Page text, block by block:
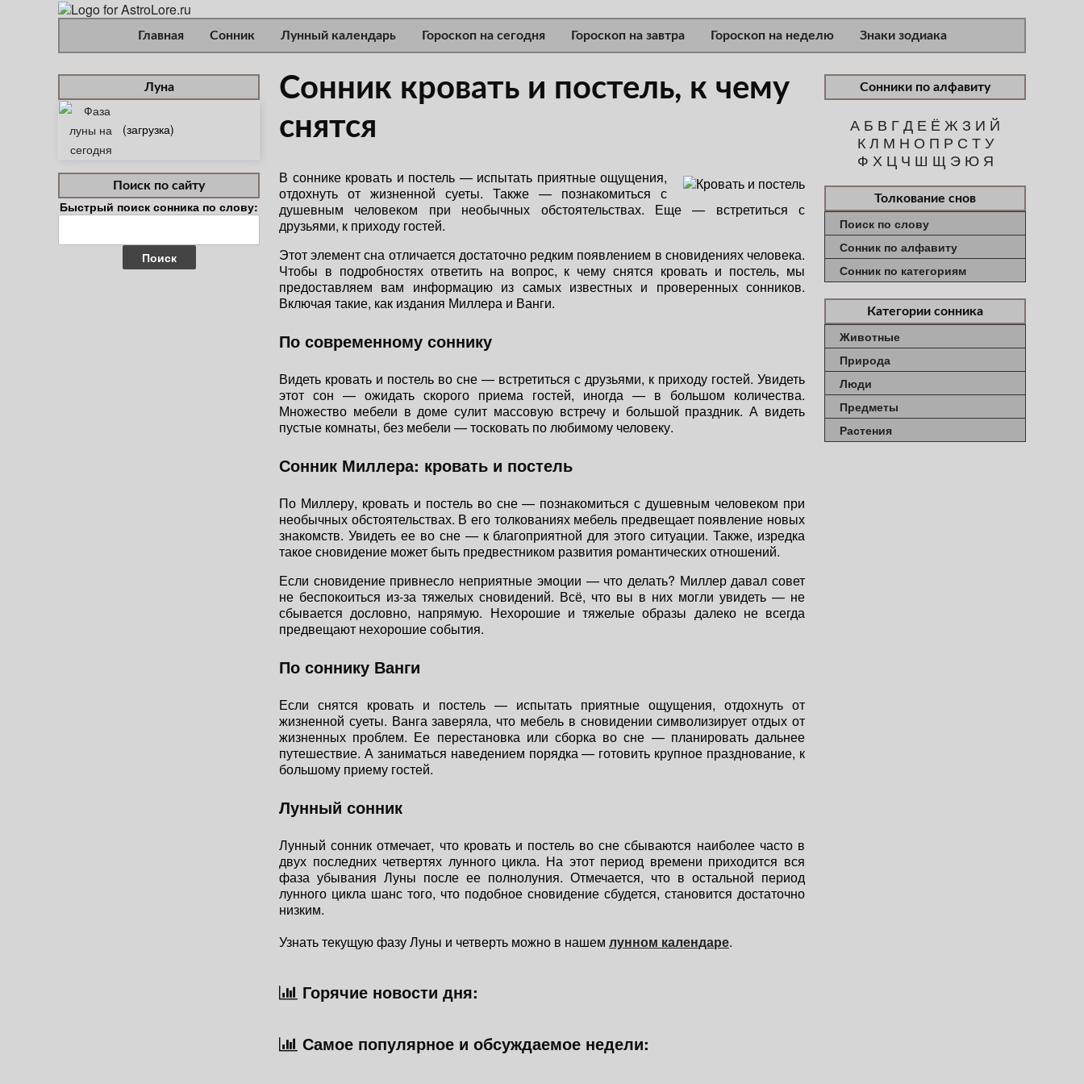
Главная Сонник Лунный календарь Гороскоп на сегодня Гороскоп на завтра Гороскоп на неделю Знаки зодиака
Луна
(загрузка)
Поиск по сайту
Быстрый поиск сонника по слову:
Найти:
Сонник кровать и постель, к чему
снятся
В соннике кровать и постель — испытать приятные ощущения,
отдохнуть от жизненной суеты. Также — познакомиться с
душевным человеком при необычных обстоятельствах. Еще — встретиться с
друзьями, к приходу гостей.
Этот элемент сна отличается достаточно редким появлением в сновидениях человека.
Чтобы в подробностях ответить на вопрос, к чему снятся кровать и постель, мы
предоставляем вам информацию из самых известных и проверенных сонников.
Включая такие, как издания Миллера и Ванги.
По современному соннику
Видеть кровать и постель во сне — встретиться с друзьями, к приходу гостей. Увидеть
этот сон — ожидать скорого приема гостей, иногда — в большом количества.
Множество мебели в доме сулит массовую встречу и большой праздник. А видеть
пустые комнаты, без мебели — тосковать по любимому человеку.
Сонник Миллера: кровать и постель
По Миллеру, кровать и постель во сне — познакомиться с душевным человеком при
необычных обстоятельствах. В его толкованиях мебель предвещает появление новых
знакомств. Увидеть ее во сне — к благоприятной для этого ситуации. Также, изредка
такое сновидение может быть предвестником развития романтических отношений.
Если сновидение привнесло неприятные эмоции — что делать? Миллер давал совет
не беспокоиться из-за тяжелых сновидений. Всё, что вы в них могли увидеть — не
сбывается дословно, напрямую. Нехорошие и тяжелые образы далеко не всегда
предвещают нехорошие события.
По соннику Ванги
Если снятся кровать и постель — испытать приятные ощущения, отдохнуть от
жизненной суеты. Ванга заверяла, что мебель в сновидении символизирует отдых от
жизненных проблем. Ее перестановка или сборка во сне — планировать дальнее
путешествие. А заниматься наведением порядка — готовить крупное празднование, к
большому приему гостей.
Лунный сонник
Лунный сонник отмечает, что кровать и постель во сне сбываются наиболее часто в
двух последних четвертях лунного цикла. На этот период времени приходится вся
фаза убывания Луны после ее полнолуния. Отмечается, что в остальной период
лунного цикла шанс того, что подобное сновидение сбудется, становится достаточно
низким.
Узнать текущую фазу Луны и четверть можно в нашем лунном календаре.
Горячие новости дня:
Самое популярное и обсуждаемое недели:
Сонники по алфавиту
А Б В ГД Е Ё Ж З И Й
К Л М Н О П Р С Т У
Ф Х Ц Ч Ш Щ Э Ю Я
Толкование снов
Поиск по слову
Сонник по алфавиту
Сонник по категориям
Категории сонника
Животные
Природа
Люди
Предметы
Растения